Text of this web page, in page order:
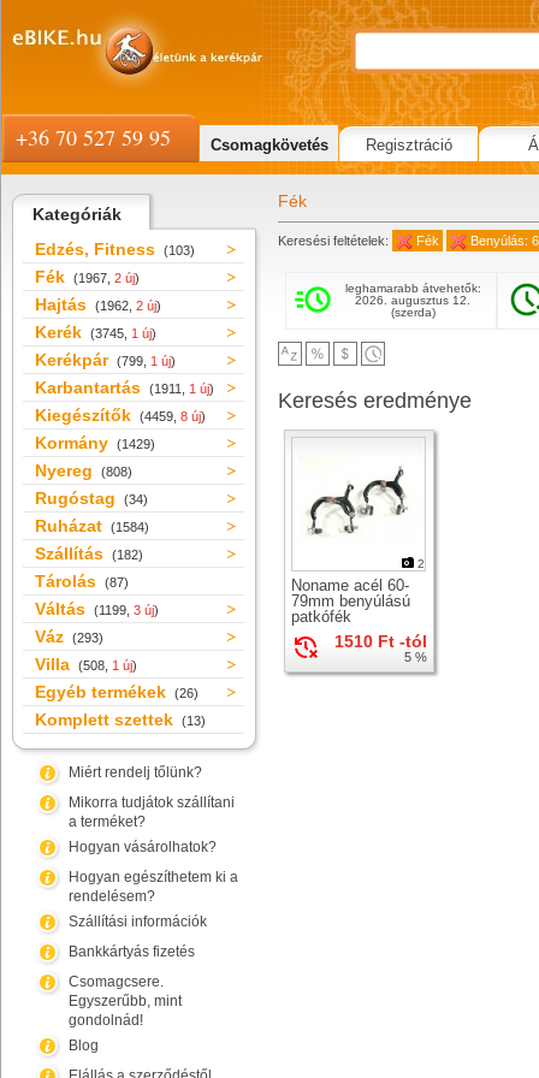
Kategóriák
Edzés, Fitness (103)
Fék (1967, 2 új)
Hajtás (1962, 2 új)
Kerék (3745, 1 új)
Kerékpár (799, 1 új)
Karbantartás (1911, 1 új)
Kiegészítők (4459, 8 új)
Kormány (1429)
Nyereg (808)
Rugóstag (34)
Ruházat (1584)
Szállítás (182)
Tárolás (87)
Váltás (1199, 3 új)
Váz (293)
Villa (508, 1 új)
Egyéb termékek (26)
Komplett szettek (13)
Miért rendelj tőlünk?
Mikorra tudjátok szállítani
a terméket?
Hogyan vásárolhatok?
Hogyan egészíthetem ki a
rendelésem?
Szállítási információk
Bankkártyás fizetés
Csomagcsere.
Egyszerűbb, mint
gondolnád!
Blog
Fék
Keresési feltételek: Fék Benyúlás:
leghamarabb átvehetők:
2026. augusztus 12.
(szerda)
Keresés eredménye
2
Noname acél 60-
79mm benyúlású
patkófék
1510 Ft -tól
5 %
+36 70 527 59 95 Csomagkövetés Regisztráció